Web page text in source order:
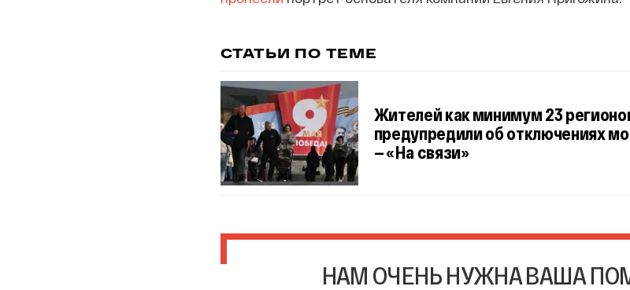
СТАТЬИ ПО ТЕМЕ
Жителей как минимум 23
предупредили об отключениях
— «На связи»
НАМ ОЧЕНЬ НУЖНА ВАША